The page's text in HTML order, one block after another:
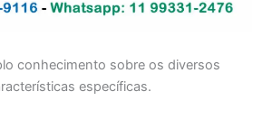
conhecimento sobre os diversos
específicas.